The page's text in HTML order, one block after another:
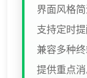
界面风格
支持定时
兼容多种
提供重点